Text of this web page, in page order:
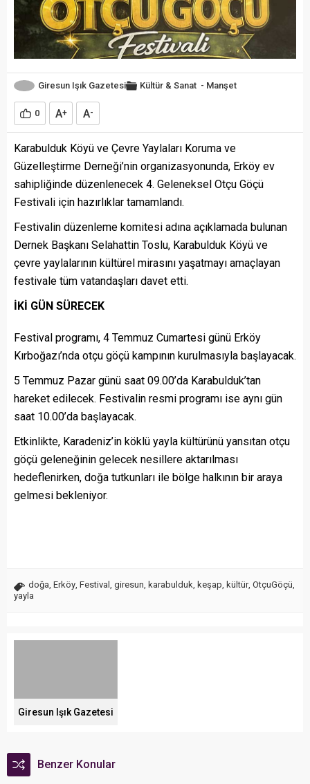
Giresun Işık Gazetesi Kültür & Sanat - Manşet
0 A+ A-
Karabulduk Köyü ve Çevre Yaylaları Koruma ve
Güzelleştirme Derneği’nin organizasyonunda, Erköy ev
sahipliğinde düzenlenecek 4. Geleneksel Otçu Göçü
Festivali için hazırlıklar tamamlandı.
Festivalin düzenleme komitesi adına açıklamada bulunan
Dernek Başkanı Selahattin Toslu, Karabulduk Köyü ve
çevre yaylalarının kültürel mirasını yaşatmayı amaçlayan
festivale tüm vatandaşları davet etti.
İKİ GÜN SÜRECEK
Festival programı, 4 Temmuz Cumartesi günü Erköy
Kırboğazı’nda otçu göçü kampının kurulmasıyla başlayacak.
5 Temmuz Pazar günü saat 09.00’da Karabulduk’tan
hareket edilecek. Festivalin resmi programı ise aynı gün
saat 10.00’da başlayacak.
Etkinlikte, Karadeniz’in köklü yayla kültürünü yansıtan otçu
göçü geleneğinin gelecek nesillere aktarılması
hedeflenirken, doğa tutkunları ile bölge halkının bir araya
gelmesi bekleniyor.
doğa, Erköy, Festival , giresun, karabulduk, keşap, kültür, OtçuGöçü,
yayla
Giresun Işık Gazetesi
Benzer Konular